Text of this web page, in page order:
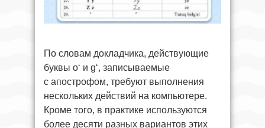
По словам докладчика, действующие
буквы o‘ и g‘, записываемые
с апострофом, требуют выполнения
нескольких действий на компьютере.
Кроме того, в практике используются
более десяти разных вариантов этих